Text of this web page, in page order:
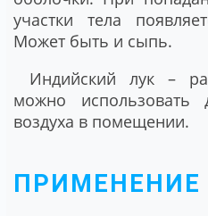
участки тела
Может быть и сыпь.
Индийский лук –
можно использовать
воздуха в помещении.
ПРИМЕНЕНИЕ